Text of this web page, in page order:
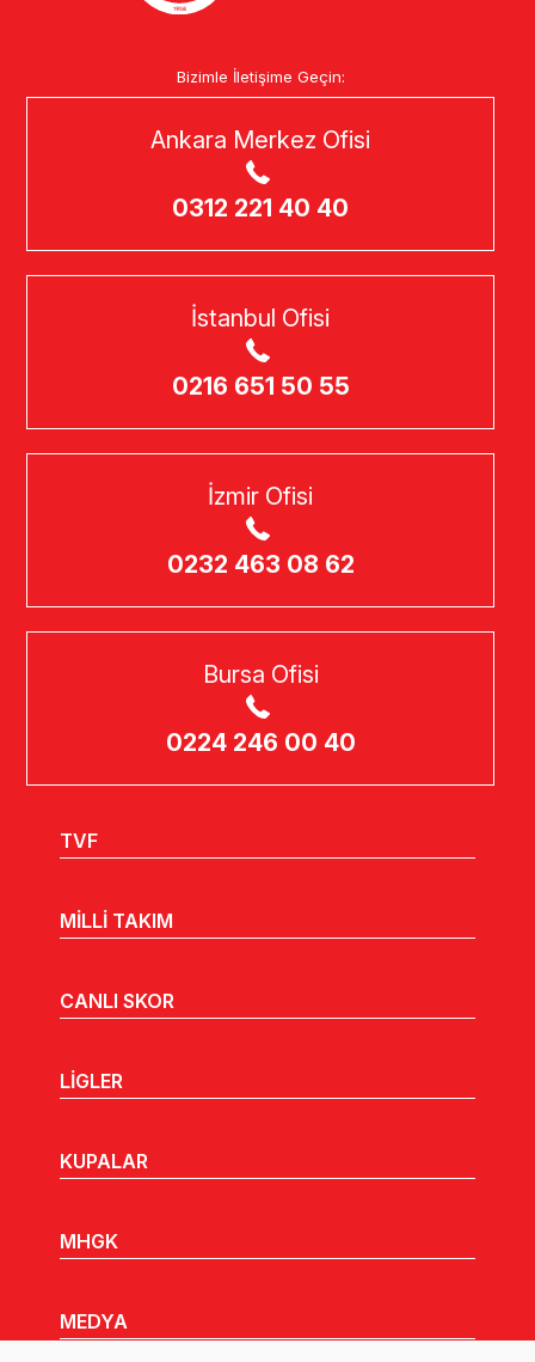
Bizimle İletişime Geçin:
Ankara Merkez Ofisi
0312 221 40 40
İstanbul Ofisi
0216 651 50 55
İzmir Ofisi
0232 463 08 62
Bursa Ofisi
0224 246 00 40
TVF
MİLLİ TAKIM
CANLI SKOR
LİGLER
KUPALAR
MHGK
MEDYA